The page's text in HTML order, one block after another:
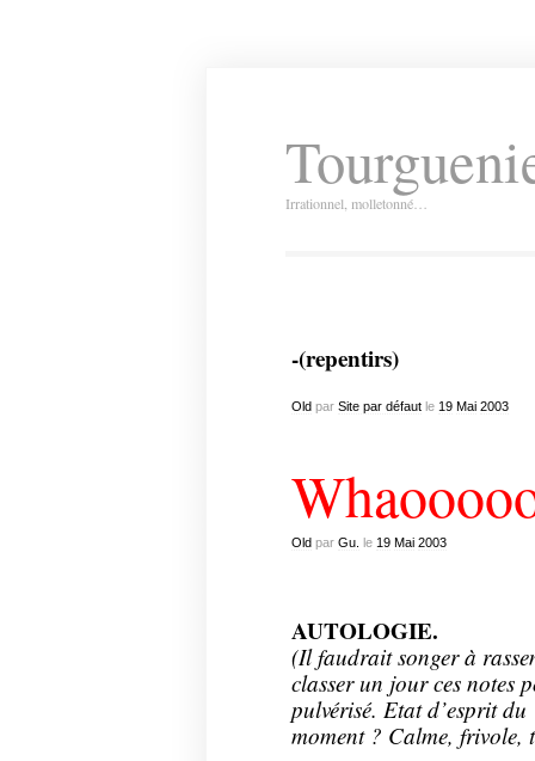
Irrationnel, molletonné…
-(repentirs)
Oldpar Site par défautle 19 Mai 2003
Oldpar Gu. le 19 Mai 2003
AUTOLOGIE.
(Il faudrait songer à
classer un jour ces notes
pulvérisé. Etat d’esprit du
moment ? Calme, frivole,